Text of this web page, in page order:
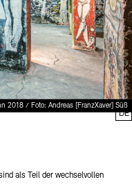
2018 / Foto: Andreas [FranzXaver] Süß
als Teil der wechselvollen
DE